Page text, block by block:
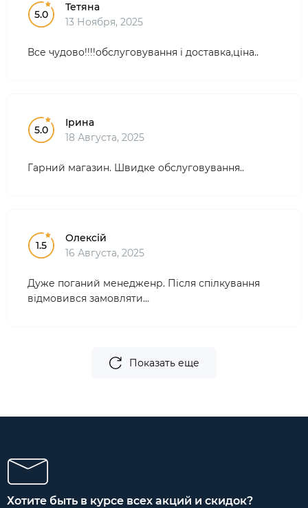
5.0
Тетяна
13 Ноября, 2025
Все чудово!!!!обслуговування і доставка,ціна..
5.0
Ірина
18 Августа, 2025
Гарний магазин. Швидке обслуговування..
1.5
Олексій
16 Августа, 2025
Дуже поганий менедженр. Після спілкування
відмовився замовляти...
Показать еще
Хотите быть в курсе всех акций и скидок?